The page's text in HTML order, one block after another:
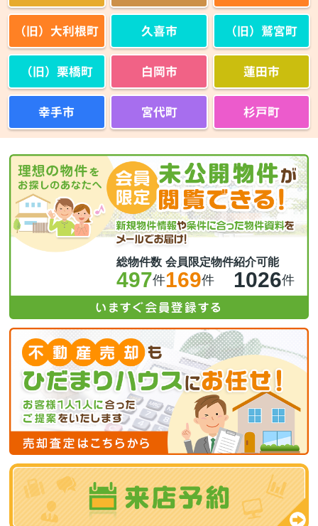
（旧）大利根町 久喜市 （旧）鷲宮町
（旧）栗橋町 白岡市 蓮田市
幸手市 宮代町 杉戸町
総物件数
497件
会員限定物件
169件
紹介可能
1026件